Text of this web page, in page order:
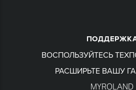
ВОСПОЛЬЗУЙТЕСЬ
РАСШИРЬТЕ ВАШУ
MYROLAND